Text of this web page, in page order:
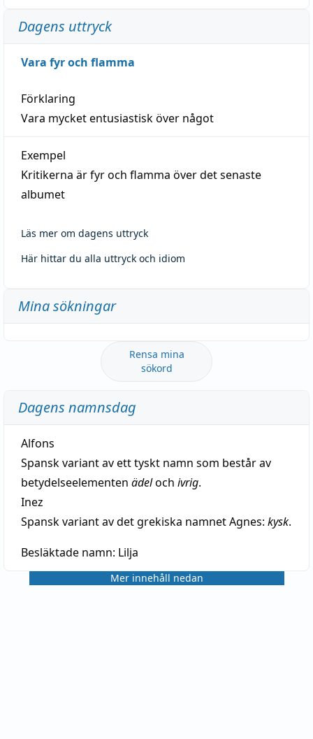
Dagens uttryck
Vara fyr och flamma
Förklaring
Vara mycket entusiastisk över något
Exempel
Kritikerna är fyr och flamma över det senaste
albumet
Läs mer om dagens uttryck
Här hittar du alla uttryck och idiom
Mina sökningar
Rensa mina
sökord
Dagens namnsdag
Alfons
Spansk variant av ett tyskt namn som består av
betydelseelementen ädeloch ivrig.
Inez
Spansk variant av det grekiska namnet Agnes: kysk.
Besläktade namn: Lilja
Mer innehåll nedan